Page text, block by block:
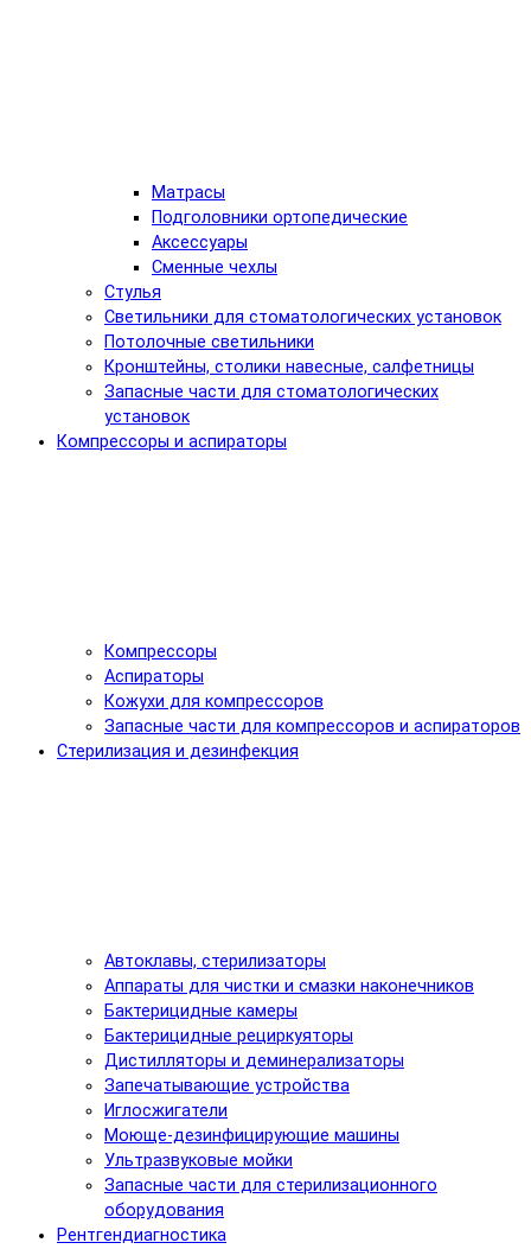
Матрасы
Подголовники ортопедические
Аксессуары
Сменные чехлы
Стулья
Светильники для стоматологических установок
Потолочные светильники
Кронштейны, столики навесные, салфетницы
Запасные части для стоматологических
установок
Компрессоры и аспираторы
Компрессоры
Аспираторы
Кожухи для компрессоров
Запасные части для компрессоров и аспираторов
Стерилизация и дезинфекция
Автоклавы, стерилизаторы
Аппараты для чистки и смазки наконечников
Бактерицидные камеры
Бактерицидные рециркуяторы
Дистилляторы и деминерализаторы
Запечатывающие устройства
Иглосжигатели
Моюще-дезинфицирующие машины
Ультразвуковые мойки
Запасные части для стерилизационного
оборудования
Рентгендиагностика